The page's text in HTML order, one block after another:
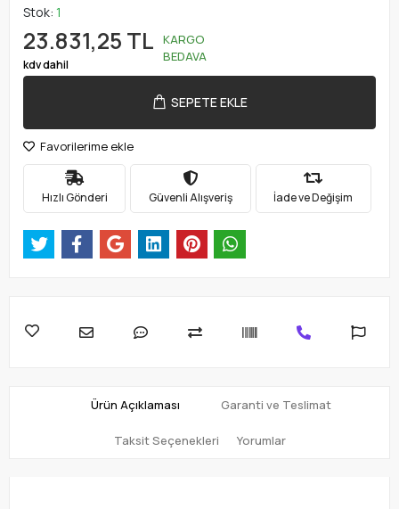
Stok: 1
23.831,25 TL
kdv dahil
KARGO
BEDAVA
SEPETE EKLE
Favorilerime ekle
Hızlı Gönderi Güvenli Alışveriş İade ve Değişim
Ürün Açıklaması Garanti ve Teslimat
Taksit Seçenekleri Yorumlar